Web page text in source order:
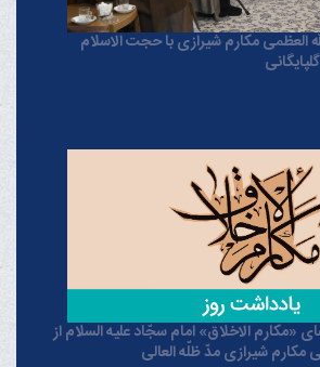
العظمی مکارم شیرازی با حجت الاسلام
«مکارم الاخلاق» امام سجّاد علیه السلام از
مکارم شیرازی مدّ ظلّه العالی